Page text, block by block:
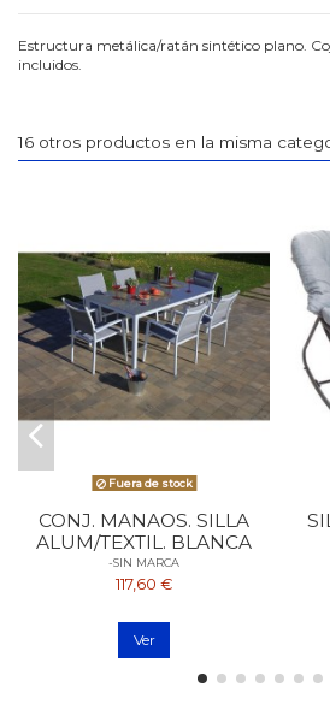
Estructura metálica/ratán sintético plano.
incluidos.
16 otros productos en la misma
Fuera de stock
CONJ. MANAOS. SILLA
ALUM/TEXTIL. BLANCA
-SIN MARCA
117,60 €
Ver